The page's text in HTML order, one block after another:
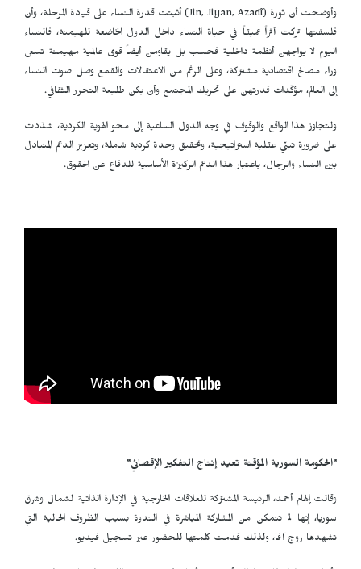
وأوضحت أن ثورة (Jin, Jiyan, Azadî) أثبتت قدرة النساء على قيادة المرحلة، وأن
فلسفتها تركت أثراً عميقاً في حياة النساء داخل الدول الخاضعة للهيمنة، فالنساء
اليوم لا يواجهن أنظمة داخلية فحسب بل يقاومن أيضاً قوى عالمية مهيمنة تسعى
وراء مصالح اقتصادية مشتركة، وعلى الرغم من الاعتقالات والقمع وصل صوت النساء
إلى العالم، مؤكّدات قدرتهن على تحريك المجتمع وأن يكن طليعة التحرر الثقافي.
ولتجاوز هذا الواقع والوقوف في وجه الدول الساعية إلى محو الهوية الكردية، شدّدت
على ضرورة تبنّي عقلية استراتيجية، وتحقيق وحدة كردية شاملة، وتعزيز الدعم المتبادل
بين النساء والرجال، باعتبار هذا الدعم الركيزة الأساسية للدفاع عن الحقوق.
"الحكومة السورية المؤقتة تعيد إنتاج التفكير الإقصائي"
وقالت إلهام أحمد، الرئيسة المشتركة للعلاقات الخارجية في الإدارة الذاتية لشمال وشرق
سوريا، إنها لم تتمكن من المشاركة المباشرة في الندوة بسبب الظروف الحالية التي
تشهدها روج آفا، ولذلك قدمت كلمتها للحضور عبر تسجيل فيديو.